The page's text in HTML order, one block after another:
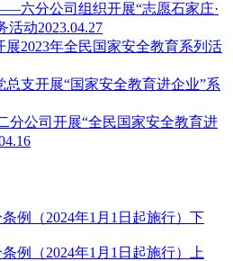
六分公司组织开展“志愿石家庄·
活动2023.04.27
2023年全民国家安全教育系列活
支开展“国家安全教育进企业”系
分公司开展“全民国家安全教育进
例（2024年1月1日起施行）下
例（2024年1月1日起施行）上